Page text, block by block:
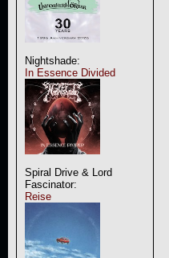
Nightshade:
In Essence Divided
Spiral Drive & Lord
Fascinator:
Reise